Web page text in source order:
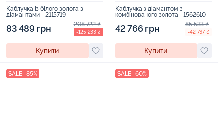
Каблучка із білого золота з
діамантами - 2115719
83 489 грн 208 722 ₴
-125 233 ₴
Купити
Каблучка з діамантом з
комбінованого золота - 1562610
42 766 грн 85 533 ₴
-42 767 ₴
Купити
SALE -85% SALE -60%